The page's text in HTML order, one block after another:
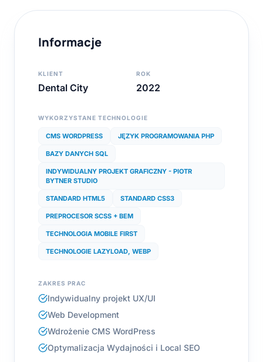
Informacje
KLIENT
Dental City
ROK
2022
WYKORZYSTANE TECHNOLOGIE
CMS WORDPRESS JĘZYK PROGRAMOWANIA PHP
BAZY DANYCH SQL
INDYWIDUALNY PROJEKT GRAFICZNY - PIOTR
BYTNER STUDIO
STANDARD HTML5 STANDARD CSS3
PREPROCESOR SCSS + BEM
TECHNOLOGIA MOBILE FIRST
TECHNOLOGIE LAZYLOAD, WEBP
ZAKRES PRAC
Indywidualny projekt UX/UI
Web Development
Wdrożenie CMS WordPress
Optymalizacja Wydajności i Local SEO